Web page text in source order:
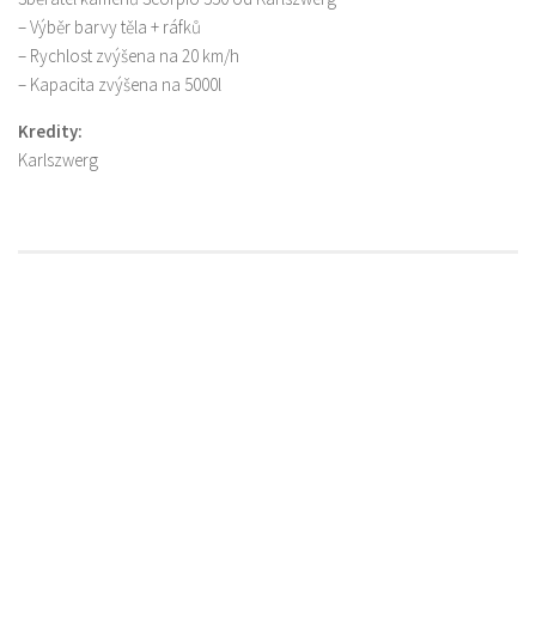
– Výběr barvy těla + ráfků
– Rychlost zvýšena na 20 km/h
– Kapacita zvýšena na 5000l
Kredity:
Karlszwerg